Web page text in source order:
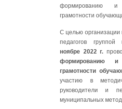
формированию и
грамотности
С целью организации
педагогов
ноябре 2022 г.
формированию и
грамотности
участию в
руководители и
муниципальных